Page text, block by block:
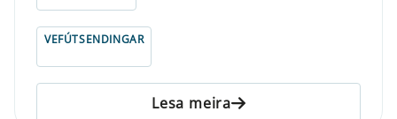
VEFÚTSENDINGAR
Lesa meira